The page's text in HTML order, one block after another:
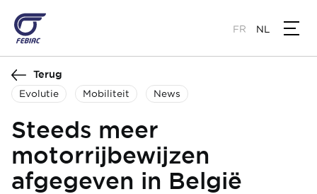
naar
de
inhoud
gaan
FR NL
Terug
Evolutie Mobiliteit News
Steeds meer
motorrijbewijzen
afgegeven in België